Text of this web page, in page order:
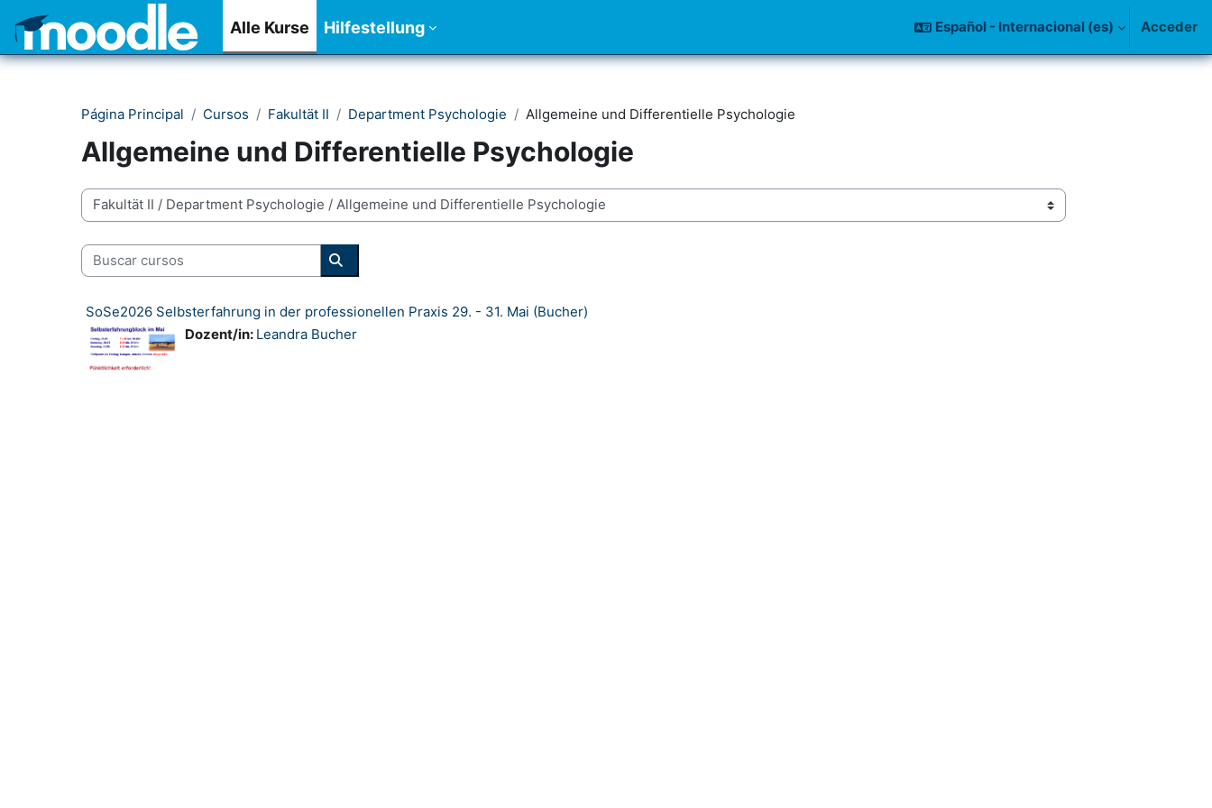
Salta al contenido principal
Alle Kurse Hilfestellung Español - Internacional ‎(es)‎ Acceder
Página Principal Cursos Fakultät II Department Psychologie Allgemeine und Differentielle Psychologie
Allgemeine und Differentielle Psychologie
Categorías
Buscar cursos
Buscar cursos
SoSe2026 Selbsterfahrung in der professionellen Praxis 29. - 31. Mai (Bucher)
Dozent/in: Leandra Bucher